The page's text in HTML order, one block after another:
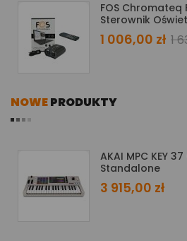
FOS Chromateq
Sterownik
1 006,00 zł 1
NOWEPRODUKTY
AKAI MPC KEY
Standalone
3 915,00 zł